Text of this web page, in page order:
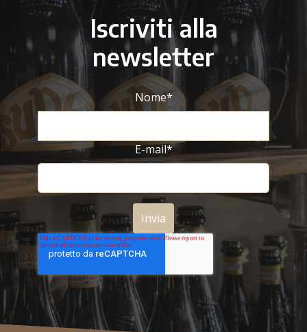
Iscriviti alla
newsletter
Nome*
E-mail*